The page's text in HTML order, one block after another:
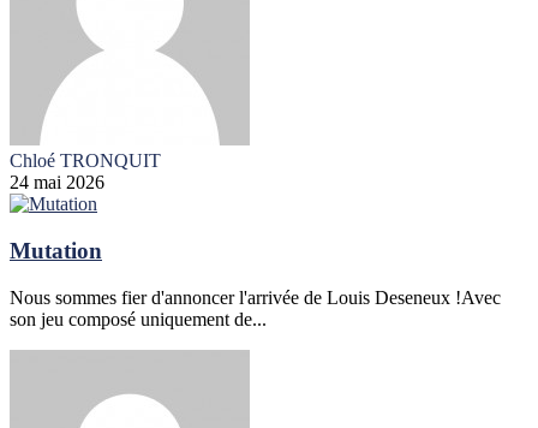
Chloé TRONQUIT
24 mai 2026
Mutation
Nous sommes fier d'annoncer l'arrivée de Louis Deseneux !Avec
son jeu composé uniquement de...